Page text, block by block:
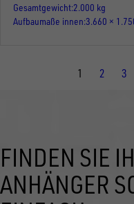
Gesamtgewicht 2.000 kg
Aufbaumaße innen 3.660 ×
Aktuelle
1 Seite
2 3
FINDEN SIE
ANHÄNGER